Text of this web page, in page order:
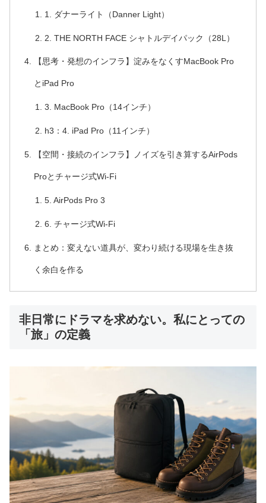
1. ダナーライト（Danner Light）
2. THE NORTH FACE シャトルデイパック（28L）
【思考・発想のインフラ】淀みをなくすMacBook Pro
とiPad Pro
3. MacBook Pro（14インチ）
h3：4. iPad Pro（11インチ）
【空間・接続のインフラ】ノイズを引き算するAirPods
Proとチャージ式Wi-Fi
5. AirPods Pro 3
6. チャージ式Wi-Fi
まとめ：変えない道具が、変わり続ける現場を生き抜
く余白を作る
非日常にドラマを求めない。私にとっての
「旅」の定義